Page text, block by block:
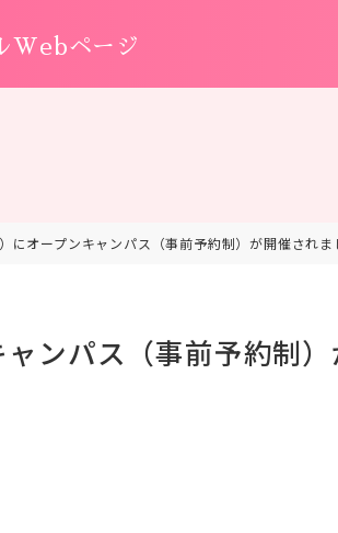
Webページ
にオープンキャンパス（事前予約制）が開催されま
ンパス（事前予約制